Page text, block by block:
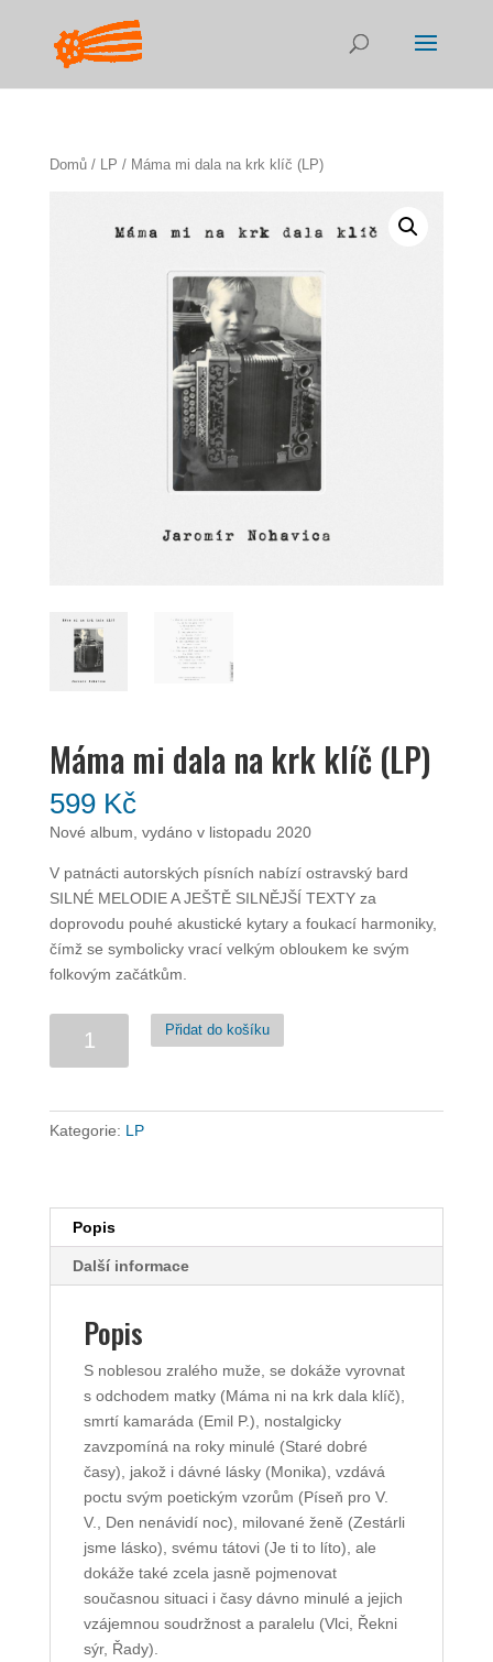
Domů/ LP / Máma mi dala na krk klíč (LP)
Máma mi dala na krk klíč (LP)
599 Kč
Nové album, vydáno v listopadu 2020
V patnácti autorských písních nabízí ostravský bard
SILNÉ MELODIE A JEŠTĚ SILNĚJŠÍ TEXTY za
doprovodu pouhé akustické kytary a foukací harmoniky,
čímž se symbolicky vrací velkým obloukem ke svým
folkovým začátkům.
krk
Přidat do košíku
Kategorie: LP
Popis
Další informace
Popis
S noblesou zralého muže, se dokáže vyrovnat
s odchodem matky (Máma ni na krk dala klíč),
smrtí kamaráda (Emil P.), nostalgicky
zavzpomíná na roky minulé (Staré dobré
časy), jakož i dávné lásky (Monika), vzdává
poctu svým poetickým vzorům (Píseň pro V.
V., Den nenávidí noc), milované ženě (Zestárli
jsme lásko), svému tátovi (Je ti to líto), ale
dokáže také zcela jasně pojmenovat
současnou situaci i časy dávno minulé a jejich
vzájemnou soudržnost a paralelu (Vlci, Řekni
sýr, Řady).